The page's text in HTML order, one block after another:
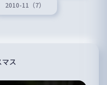
2010-11（7）
ス